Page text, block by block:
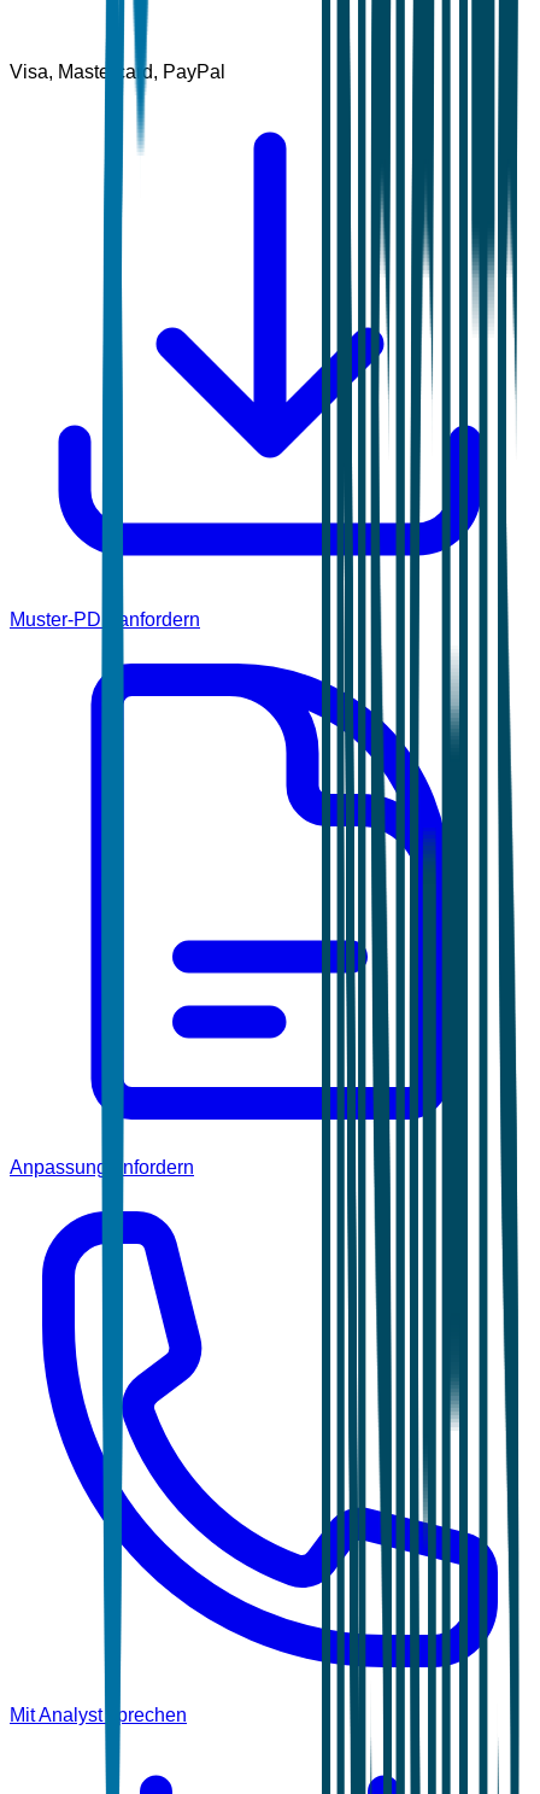
Visa, Mastercard, PayPal
Muster-PDF anfordern
Anpassung anfordern
Mit Analyst sprechen